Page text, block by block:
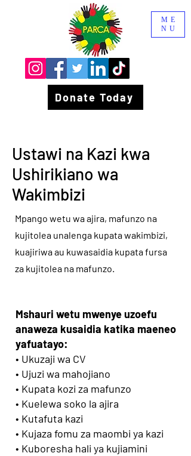
Donate Today
ME
NU
Ustawi na Kazi kwa
Ushirikiano wa
Wakimbizi
Mpango wetu wa ajira, mafunzo na
kujitolea unalenga kupata wakimbizi,
kuajiriwa au kuwasaidia kupata fursa
za kujitolea na mafunzo.
Mshauri wetu mwenye uzoefu
anaweza kusaidia katika maeneo
yafuatayo:
• Ukuzaji wa CV
• Ujuzi wa mahojiano
• Kupata kozi za mafunzo
• Kuelewa soko la ajira
• Kutafuta kazi
• Kujaza fomu za maombi ya kazi
• Kuboresha hali ya kujiamini